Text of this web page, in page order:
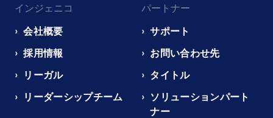
インジェニコ
会社概要
採用情報
リーガル
リーダーシップチーム
パートナー
サポート
お問い合わせ先
タイトル
ソリューションパート
ナー